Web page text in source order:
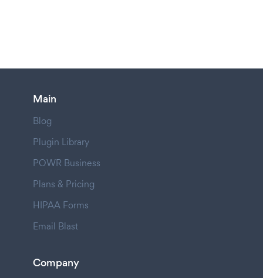
Main
Blog
Plugin Library
POWR Business
Plans & Pricing
HIPAA Forms
Email Blast
Company